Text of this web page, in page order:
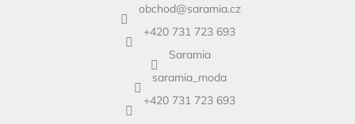
obchod@saramia.cz
+420 731 723 693
Saramia
saramia_moda
+420 731 723 693